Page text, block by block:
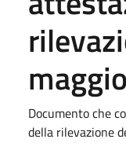
Documento che
della rilevazione